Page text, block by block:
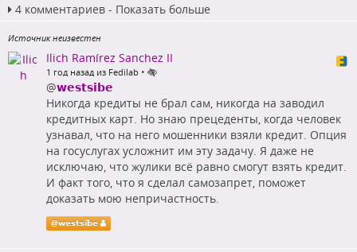
4 комментариев - Показать больше
Источник неизвестен
Ilich Ramírez Sanchez II
1 год назад из Fedilab •
@𝘄𝗲𝘀𝘁𝘀𝗶𝗯𝗲
Никогда кредиты не брал сам, никогда на заводил
кредитных карт. Но знаю прецеденты, когда человек
узнавал, что на него мошенники взяли кредит. Опция
на госуслугах усложнит им эту задачу. Я даже не
исключаю, что жулики всё равно смогут взять кредит.
И факт того, что я сделал самозапрет, поможет
доказать мою непричастность.
@𝘄𝗲𝘀𝘁𝘀𝗶𝗯𝗲